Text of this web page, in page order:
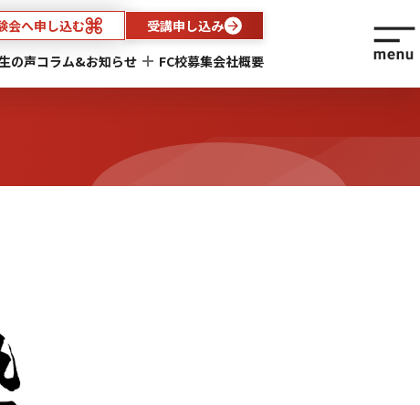
会へ申し込む
受講申し込み
の声コラム&お知らせ FC校募集会社概要